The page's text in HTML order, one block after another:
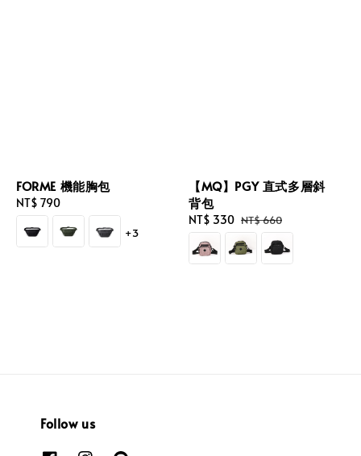
FORME 機能胸包
Regular
price
NT$ 790
+3
【MQ】PGY 直式多層斜
背包
Sale
price
NT$ 330 Regular
price
NT$ 660
Follow us